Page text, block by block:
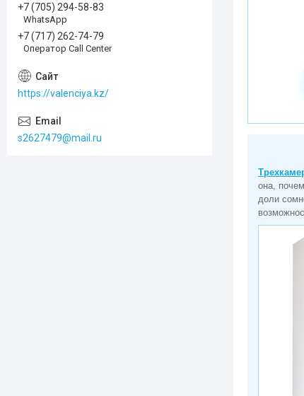
она,
доли
+7 (705) 294-58-83
WhatsApp
+7 (717) 262-74-79
Оператор Call Center
https://valenciya.kz/
s2627479@mail.ru